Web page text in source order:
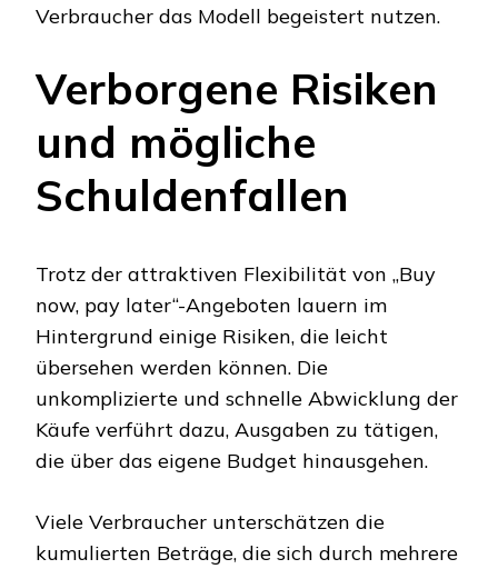
Verbraucher das Modell begeistert nutzen.
Verborgene Risiken
und mögliche
Schuldenfallen
Trotz der attraktiven Flexibilität von „Buy
now, pay later“-Angeboten lauern im
Hintergrund einige Risiken, die leicht
übersehen werden können. Die
unkomplizierte und schnelle Abwicklung der
Käufe verführt dazu, Ausgaben zu tätigen,
die über das eigene Budget hinausgehen.
Viele Verbraucher unterschätzen die
kumulierten Beträge, die sich durch mehrere